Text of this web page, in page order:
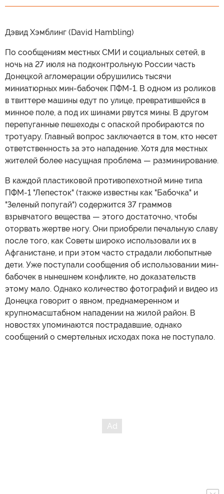
Дэвид Хэмблинг (David Hambling)
По сообщениям местных СМИ и социальных сетей, в
ночь на 27 июля на подконтрольную России часть
Донецкой агломерации обрушились тысячи
миниатюрных мин-бабочек ПФМ-1. В одном из роликов
в твиттере машины едут по улице, превратившейся в
минное поле, а под их шинами рвутся мины. В другом
перепуганные пешеходы с опаской пробираются по
тротуару. Главный вопрос заключается в том, кто несет
ответственность за это нападение. Хотя для местных
жителей более насущная проблема — разминирование.
В каждой пластиковой противопехотной мине типа
ПФМ-1 "Лепесток" (также известны как "Бабочка" и
"Зеленый попугай") содержится 37 граммов
взрывчатого вещества — этого достаточно, чтобы
оторвать жертве ногу. Они приобрели печальную славу
после того, как Советы широко использовали их в
Афганистане, и при этом часто страдали любопытные
дети. Уже поступали сообщения об использовании мин-
бабочек в нынешнем конфликте, но доказательств
этому мало. Однако количество фотографий и видео из
Донецка говорит о явном, преднамеренном и
крупномасштабном нападении на жилой район. В
новостях упоминаются пострадавшие, однако
сообщений о смертельных исходах пока не поступало.